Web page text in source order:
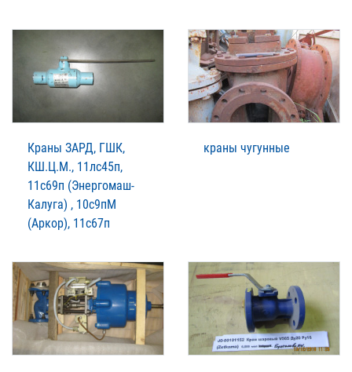
Краны ЗАРД, ГШК,
КШ.Ц.М., 11лс45п,
11с69п (Энергомаш-
Калуга) , 10с9пМ
(Аркор), 11с67п
краны чугунные